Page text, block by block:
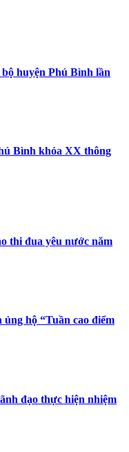
huyện Phú Bình lần
Bình khóa XX thông
thi đua yêu nước năm
hộ “Tuần cao điểm
đạo thực hiện nhiệm